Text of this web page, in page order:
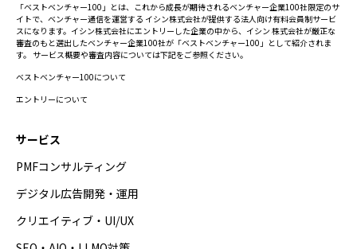
「ベストベンチャー100」とは、これから成長が期待されるベンチャー企業100社限定のサ
イトで、ベンチャー通信を運営する イシン株式会社が提供する法人向け有料会員制サービ
スになります。イシン株式会社にエントリーした企業の中から、イシン 株式会社が厳正な
審査のもと選出したベンチャー企業100社が「ベストベンチャー100」として紹介されま
す。 サービス概要や審査内容については下記をご参照ください。
ベストベンチャー100について
エントリーについて
サービス
PMFコンサルティング
デジタル広告開発・運用
クリエイティブ・UI/UX